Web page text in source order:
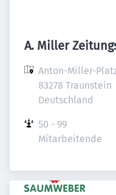
A. Miller
Anton-Miller-
83278 Traunstein
Deutschland
50 - 99
Mitarbeitende